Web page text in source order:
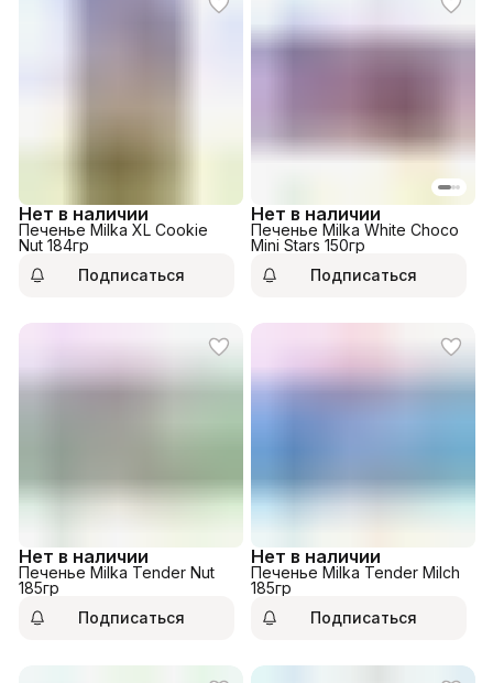
Нет в наличии
Печенье Milka XL Cookie
Nut 184гр
Подписаться
Нет в наличии
Печенье Milka White Choco
Mini Stars 150гр
Подписаться
Нет в наличии
Печенье Milka Tender Nut
185гр
Подписаться
Нет в наличии
Печенье Milka Tender Milch
185гр
Подписаться